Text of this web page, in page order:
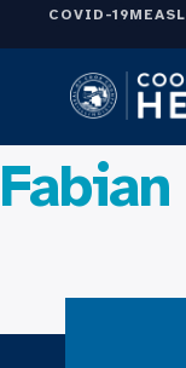
COVID-19